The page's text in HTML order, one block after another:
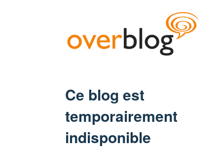
Ce blog est
temporairement
indisponible